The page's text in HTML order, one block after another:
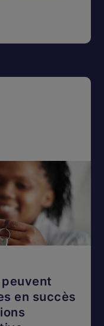
en succès